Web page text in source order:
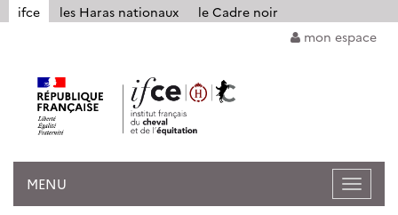
ifce les Haras nationaux
le Cadre noir
mon espace
Ouvrir
la
MENU
Panneau de gestion des cookies